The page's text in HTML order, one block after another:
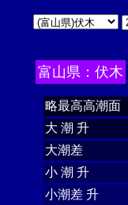
富山県：伏木
略最高高潮面
大 潮 升
大潮差
小 潮 升
小潮差 升